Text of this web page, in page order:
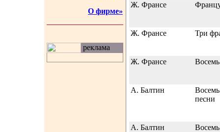
О фирме»
реклама
Ж. Франсе
Ж. Франсе Три
Ж. Франсе
А. Балтин
песни
А. Балтин